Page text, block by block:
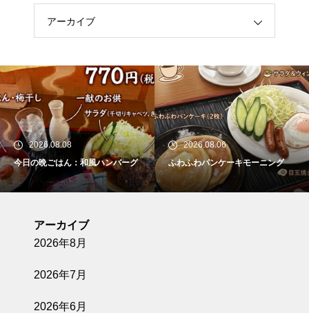
アーカイブ
2026.08.08
今日の晩ごはん：和風ハンバーグ
2026.08.06
ふわふわパンケーキモーニング
アーカイブ
2026年8月
2026年7月
2026年6月